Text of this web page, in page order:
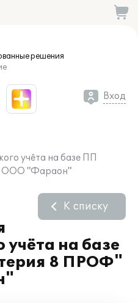
решения
Вход
учёта на базе ПП
ООО "Фараон"
учёта на базе
8 ПРОФ"
К списку